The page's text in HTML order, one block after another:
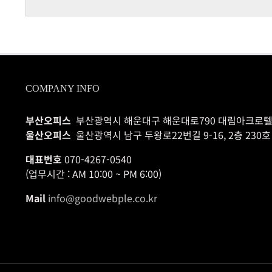
COMPANY INFO
부산오피스 부산광역시 해운대구 해운대로790 대림아크로
울산오피스 울산광역시 남구 두왕로22번길 9-16, 2층 230호
대표번호 070-4267-0540
(업무시간 : AM 10:00 ~ PM 6:00)
Mail info@goodwebple.co.kr